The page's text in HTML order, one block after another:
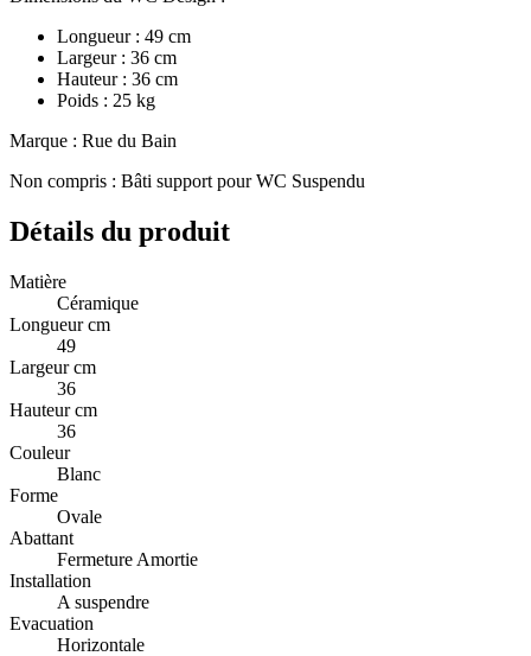
Longueur : 49 cm
Largeur : 36 cm
Hauteur : 36 cm
Poids : 25 kg
Marque : Rue du Bain
Non compris : Bâti support pour WC Suspendu
Détails du produit
Matière
Céramique
Longueur cm
49
Largeur cm
36
Hauteur cm
36
Couleur
Blanc
Forme
Ovale
Abattant
Fermeture Amortie
Installation
A suspendre
Evacuation
Horizontale